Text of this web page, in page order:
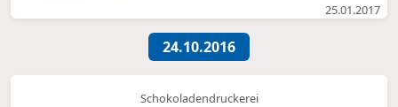
25.01.2017
24.10.2016
Schokoladendruckerei